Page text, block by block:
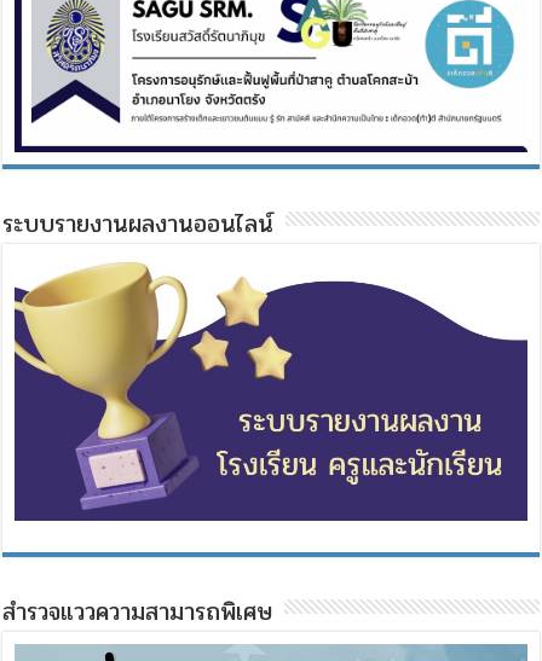
ระบบรายงานผลงานออนไลน์
สำรวจแววความสามารถพิเศษ